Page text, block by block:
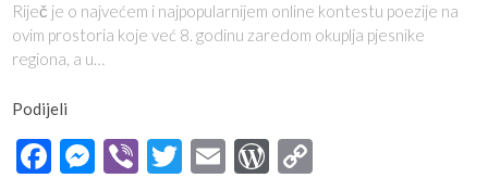
Riječ je o najvećem i najpopularnijem online kontestu poezije na
ovim prostoria koje već 8. godinu zaredom okuplja pjesnike
regiona, a u…
Podijeli
Facebook
Messenger
ViberTwitter
EmailWordPress